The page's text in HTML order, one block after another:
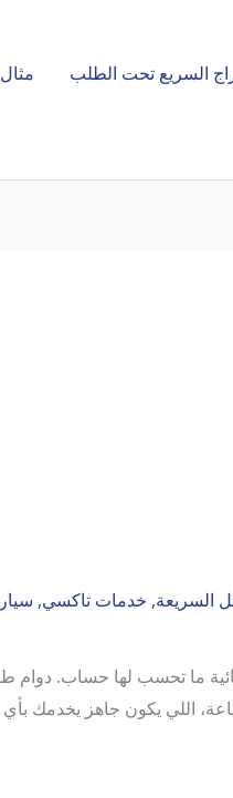
السريع تحت الطلب
السريعة, خدمات تاكسي,
فجائية ما تحسب لها حساب.
متأخر؟ أو حتى طلعة سريعة ما عندك وقت تفكر فيها. هنا يجي دور تاكسي الكويت 24 ساعة،